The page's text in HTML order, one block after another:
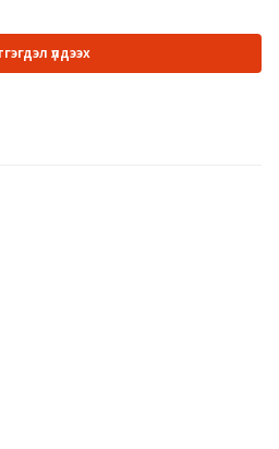
үлдээх